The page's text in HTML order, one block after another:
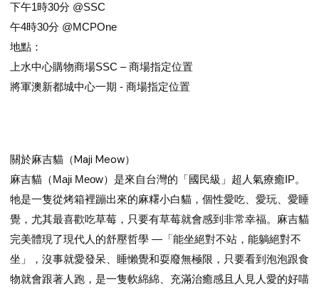
下午1時30分 @SSC
午4時30分 @MCPOne
地點：
上水中心購物商場SSC – 商場指定位置
將軍澳新都城中心一期 - 商場指定位置
關於麻吉貓（Maji Meow）
麻吉貓（Maji Meow）是來自台灣的「國民級」超人氣療癒IP。
牠是一隻從烤箱裡蹦出來的麻糬小白貓，個性愛吃、愛玩、愛睡
覺，尤其最喜歡吃草莓，只要有草莓就會感到非常幸福。麻吉貓
完美體現了現代人的舒壓哲學 —「能坐絕對不站，能躺絕對不
坐」，沒事就愛發呆、睡懶覺和耍廢無極限，只要看到泡泡跟食
物就會跟著人跑，是一隻軟綿綿、充滿治癒感且人見人愛的好喵